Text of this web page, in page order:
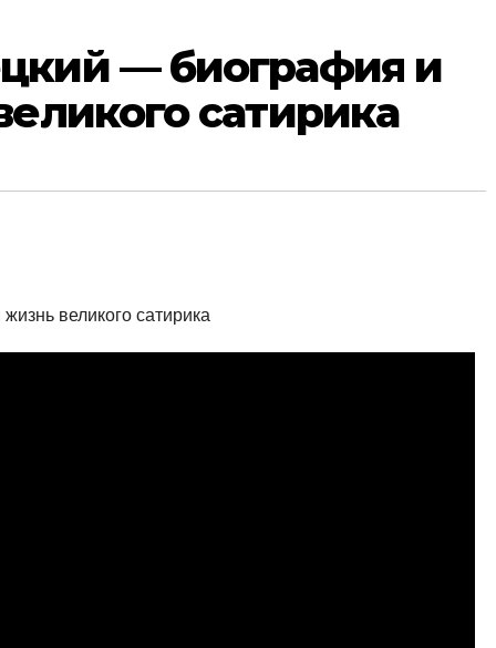
— биография и
сатирика